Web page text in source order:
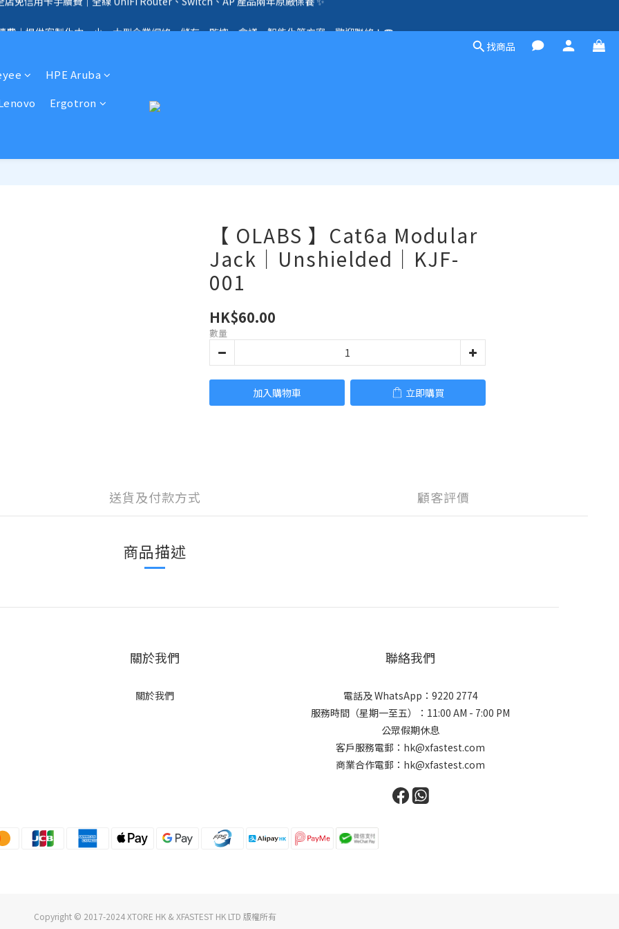
｜提供客製化中、小、大型企業網絡、儲存、監控、會議、智能化等方案，歡迎聯絡！☎️
找商品
HPE Aruba
Ergotron
【 OLABS 】Cat6a Modular
Jack｜Unshielded｜KJF-
001
HK$60.00
數量
加入購物車 立即購買
送貨及付款方式 顧客評價
商品描述
關於我們
關於我們
聯絡我們
電話及 WhatsApp：9220 2774
服務時間（星期一至五）：11:00 AM - 7:00 PM
公眾假期休息
客戶服務電郵：hk@xfastest.com
商業合作電郵：hk@xfastest.com
Copyright © 2017-2024 XTORE HK & XFASTEST HK LTD 版權所有